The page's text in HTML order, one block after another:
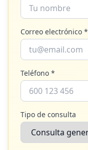
Correo electrónico *
Teléfono *
Tipo de consulta